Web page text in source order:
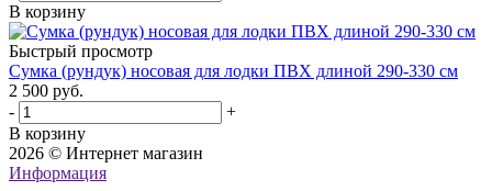
В корзину
Быстрый просмотр
Сумка (рундук) носовая для лодки ПВХ длиной 290-330 см
2 500 руб.
-
+
В корзину
2026 © Интернет магазин
Информация